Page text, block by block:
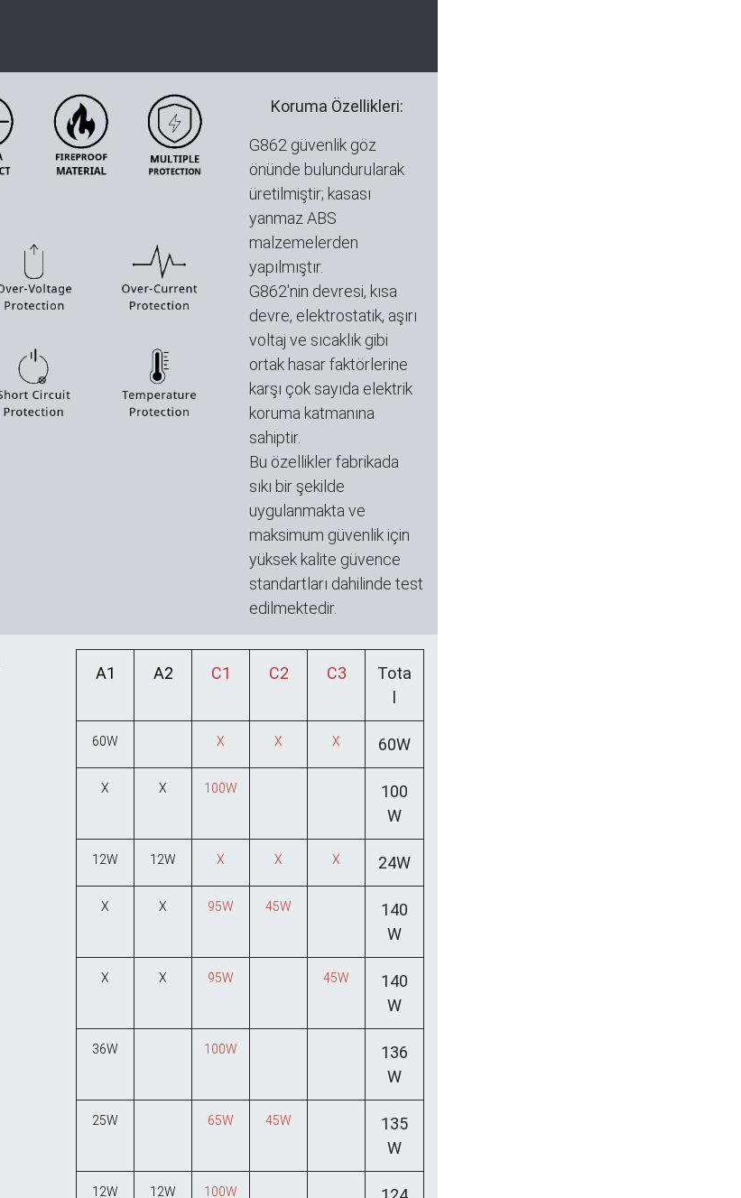
Koruma Özellikleri:
G862 güvenlik göz
önünde bulundurularak
üretilmiştir; kasası
yanmaz ABS
malzemelerden
yapılmıştır.
G862'nin devresi, kısa
devre, elektrostatik, aşırı
voltaj ve sıcaklık gibi
ortak hasar faktörlerine
karşı çok sayıda elektrik
koruma katmanına
sahiptir.
Bu özellikler fabrikada
sıkı bir şekilde
uygulanmakta ve
maksimum güvenlik için
yüksek kalite güvence
standartları dahilinde test
edilmektedir.
A1 A2 C1 C2 C3
Tota
l
60W X X X 60W
X X 100W
100
W
12W 12W X X X 24W
X X 95W 45W
140
W
X X 95W 45W
140
W
36W 100W
136
W
25W 65W 45W
135
W
12W 12W 100W